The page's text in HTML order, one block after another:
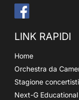
LINK RAPIDI
Home
Orchestra da
Stagione
Next-G Educational